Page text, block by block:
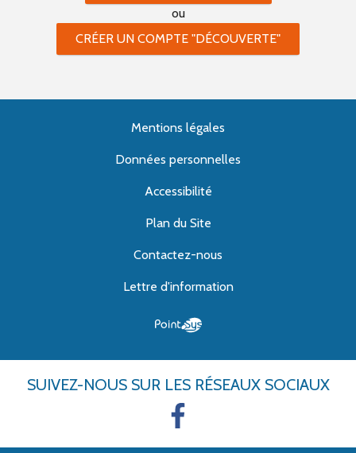
ou
CRÉER UN COMPTE "DÉCOUVERTE"
Mentions légales
Données personnelles
Accessibilité
Plan du Site
Contactez-nous
Lettre d'information
SUIVEZ-NOUS SUR LES RÉSEAUX SOCIAUX